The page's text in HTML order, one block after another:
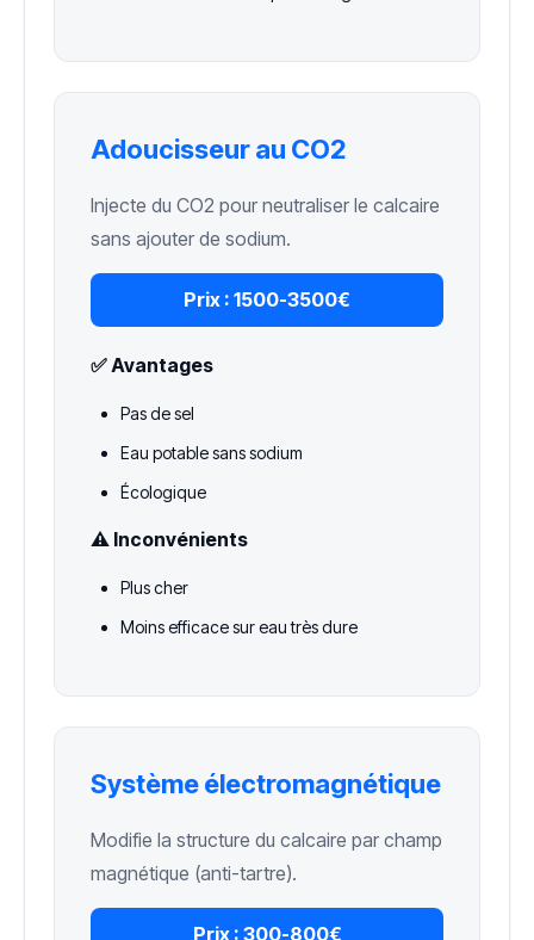
Adoucisseur au CO2
Injecte du CO2 pour neutraliser le calcaire
sans ajouter de sodium.
Prix : 1500-3500€
✅ Avantages
Pas de sel
Eau potable sans sodium
Écologique
⚠️ Inconvénients
Plus cher
Moins efficace sur eau très dure
Système électromagnétique
Modifie la structure du calcaire par champ
magnétique (anti-tartre).
Prix : 300-800€